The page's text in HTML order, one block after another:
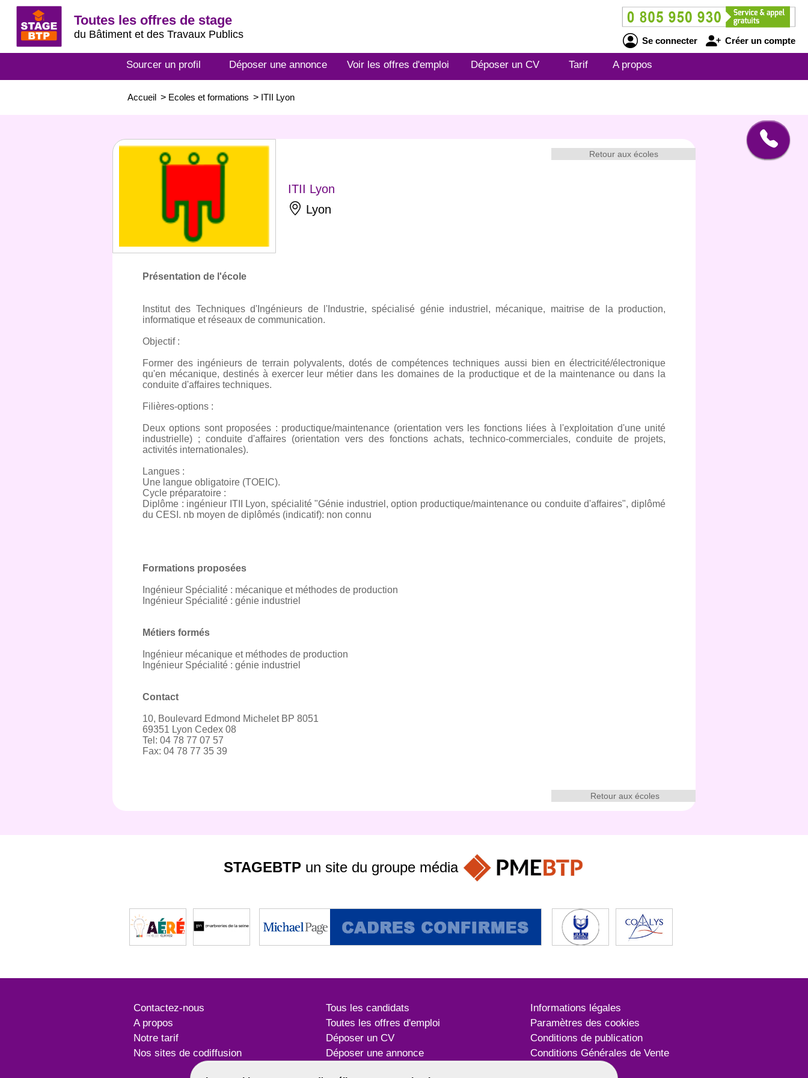
Toutes les offres de stage
du Bâtiment et des Travaux Publics
Se connecter Créer un compte
Sourcer un profil Déposer une annonce Voir les offres d'emploi Déposer un CV Tarif A propos
Accueil > Ecoles et formations > ITII Lyon
Retour aux écoles
ITII Lyon
Lyon
Présentation de l'école
Institut des Techniques d'Ingénieurs de l'Industrie, spécialisé génie industriel, mécanique, maitrise de la production,
informatique et réseaux de communication.
Objectif :
Former des ingénieurs de terrain polyvalents, dotés de compétences techniques aussi bien en électricité/électronique
qu'en mécanique, destinés à exercer leur métier dans les domaines de la productique et de la maintenance ou dans la
conduite d'affaires techniques.
Filières-options :
Deux options sont proposées : productique/maintenance (orientation vers les fonctions liées à l'exploitation d'une unité
industrielle) ; conduite d'affaires (orientation vers des fonctions achats, technico-commerciales, conduite de projets,
activités internationales).
Langues :
Une langue obligatoire (TOEIC).
Cycle préparatoire :
Diplôme : ingénieur ITII Lyon, spécialité "Génie industriel, option productique/maintenance ou conduite d'affaires", diplômé
du CESI. nb moyen de diplômés (indicatif): non connu
Formations proposées
Ingénieur Spécialité : mécanique et méthodes de production
Ingénieur Spécialité : génie industriel
Métiers formés
Ingénieur mécanique et méthodes de production
Ingénieur Spécialité : génie industriel
Contact
10, Boulevard Edmond Michelet BP 8051
69351 Lyon Cedex 08
Tel: 04 78 77 07 57
Fax: 04 78 77 35 39
Retour aux écoles
STAGEBTP un site du groupe média
Contactez-nous
A propos
Notre tarif
Nos sites de codiffusion
Tous les candidats
Toutes les offres d'emploi
Déposer un CV
Déposer une annonce
Informations légales
Paramètres des cookies
Conditions de publication
Conditions Générales de Vente